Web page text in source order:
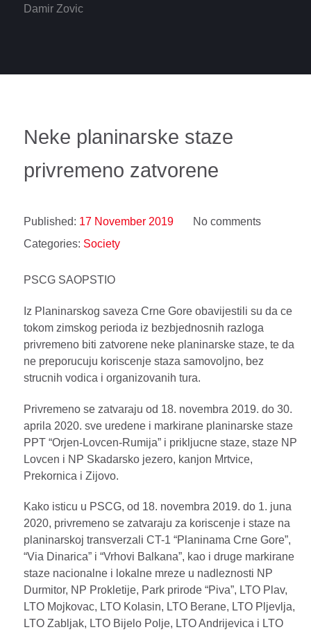
Damir Zovic
Neke planinarske staze
privremeno zatvorene
Published: 17 November 2019
No comments
Categories: Society
PSCG SAOPSTIO
Iz Planinarskog saveza Crne Gore obavijestili su da ce
tokom zimskog perioda iz bezbjednosnih razloga
privremeno biti zatvorene neke planinarske staze, te da
ne preporucuju koriscenje staza samovoljno, bez
strucnih vodica i organizovanih tura.
Privremeno se zatvaraju od 18. novembra 2019. do 30.
aprila 2020. sve uredene i markirane planinarske staze
PPT “Orjen-Lovcen-Rumija” i prikljucne staze, staze NP
Lovcen i NP Skadarsko jezero, kanjon Mrtvice,
Prekornica i Zijovo.
Kako isticu u PSCG, od 18. novembra 2019. do 1. juna
2020, privremeno se zatvaraju za koriscenje i staze na
planinarskoj transverzali CT-1 “Planinama Crne Gore”,
“Via Dinarica” i “Vrhovi Balkana”, kao i druge markirane
staze nacionalne i lokalne mreze u nadleznosti NP
Durmitor, NP Prokletije, Park prirode “Piva”, LTO Plav,
LTO Mojkovac, LTO Kolasin, LTO Berane, LTO Pljevlja,
LTO Zabljak, LTO Bijelo Polje, LTO Andrijevica i LTO